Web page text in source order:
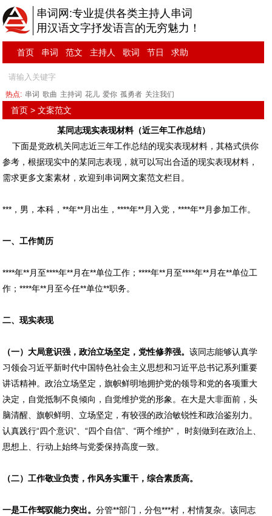
串词网:专业提供各类主持人串词
用汉语文字抒发语言的无穷魅力！
首页 串词 范文 主持人 歌词 节日 求助
热点: 串词 歌曲 主持词 花儿 爱你 孤勇者 关注我们
首页 >文案范文
某同志现实表现材料（近三年工作总结）
下面是党政机关同志近三年工作总结的现实表现材料，其格式供你
参考，根据现实中的某同志表现，就可以写出合适的现实表现材料，
需求更多文案素材，欢迎到串词网文案范文栏目。
***，男，本科，**年**月出生，****年**月入党，****年**月参加工作。
一、工作简历
****年**月至****年**月在**单位工作；****年**月至****年**月在**单位工
作；****年**月至今任**单位**职务。
二、现实表现
（一）大局意识强，政治立场坚定，党性修养强。该同志能够认真学
习领会习近平新时代中国特色社会主义思想和习近平总书记系列重要
讲话精神。政治立场坚定，旗帜鲜明地拥护党的领导和党的各项重大
决定，自觉抵制不良倾向，自觉维护党的形象。在大是大非面前，头
脑清醒、旗帜鲜明、立场坚定，有较强的政治敏锐性和政治鉴别力。
认真践行“四个意识”、“四个自信”、“两个维护”， 时刻做到在政治上、
思想上、行动上始终与党委保持高度一致。
（二）工作敬业负责，作风务实重干，综合素质高。
一是工作驾驭能力突出。分管**部门，分包***村，村情复杂。该同志